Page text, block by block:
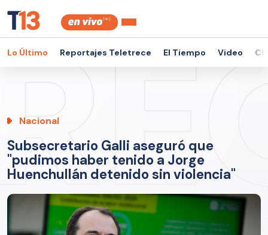
Lo Último Reportajes Teletrece El Tiempo Video
Nacional
Subsecretario Galli aseguró que
"pudimos haber tenido a Jorge
Huenchullán detenido sin violencia"